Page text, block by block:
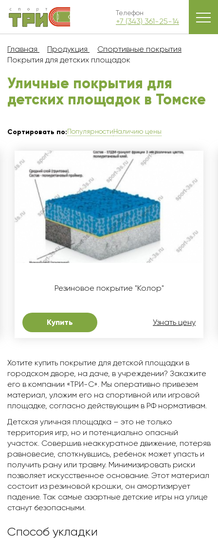
Телефон
+7 (343) 361-25-14
Главная Продукция
Спортивные покрытия
Покрытия для детских площадок
Уличные покрытия для
детских площадок в Томскe
Сортировать по:ПопулярностиНаличию цены
Резиновое покрытие "Колор"
Купить Узнать цену
Хотите купить покрытие для детской площадки в
городском дворе, на даче, в учреждении? Закажите
его в компании «ТРИ-С». Мы оперативно привезем
материал, уложим его на спортивной или игровой
площадке, согласно действующим в РФ нормативам.
Детская уличная площадка – это не только
территория игр, но и потенциально опасный
участок. Совершив неаккуратное движение, потеряв
равновесие, споткнувшись, ребенок может упасть и
получить рану или травму. Минимизировать риски
позволяет искусственное основание. Этот материал
состоит из резиновой крошки, он амортизирует
падение. Так самые азартные детские игры на улице
станут безопасными.
Способ укладки